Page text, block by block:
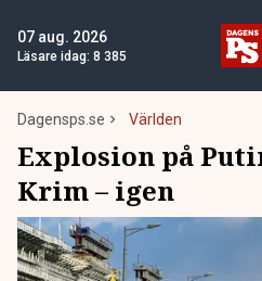
07 aug. 2026
Läsare idag: 8 385
Dagensps.se Världen
Explosion på
Krim – igen